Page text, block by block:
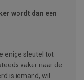
wordt dan een
enige sleutel tot
vaker naar de
is iemand, wil